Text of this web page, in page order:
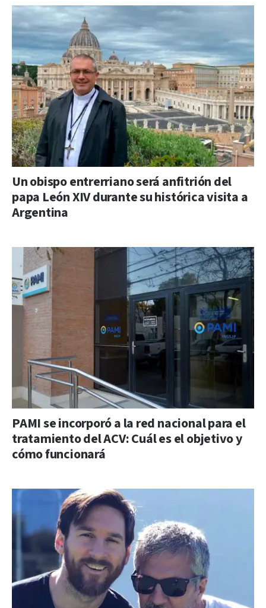
Un obispo entrerriano será anfitrión del
papa León XIV durante su histórica visita a
Argentina
PAMI se incorporó a la red nacional para el
tratamiento del ACV: Cuál es el objetivo y
cómo funcionará